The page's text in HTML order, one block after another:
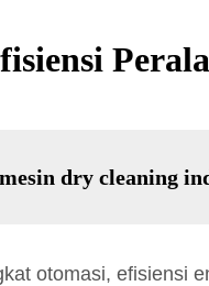
dry cleaning
otomasi, efisiensi